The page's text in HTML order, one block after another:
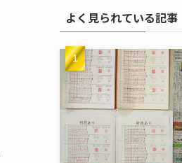
よく見られている記事